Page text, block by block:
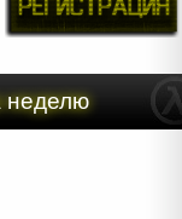
неделю